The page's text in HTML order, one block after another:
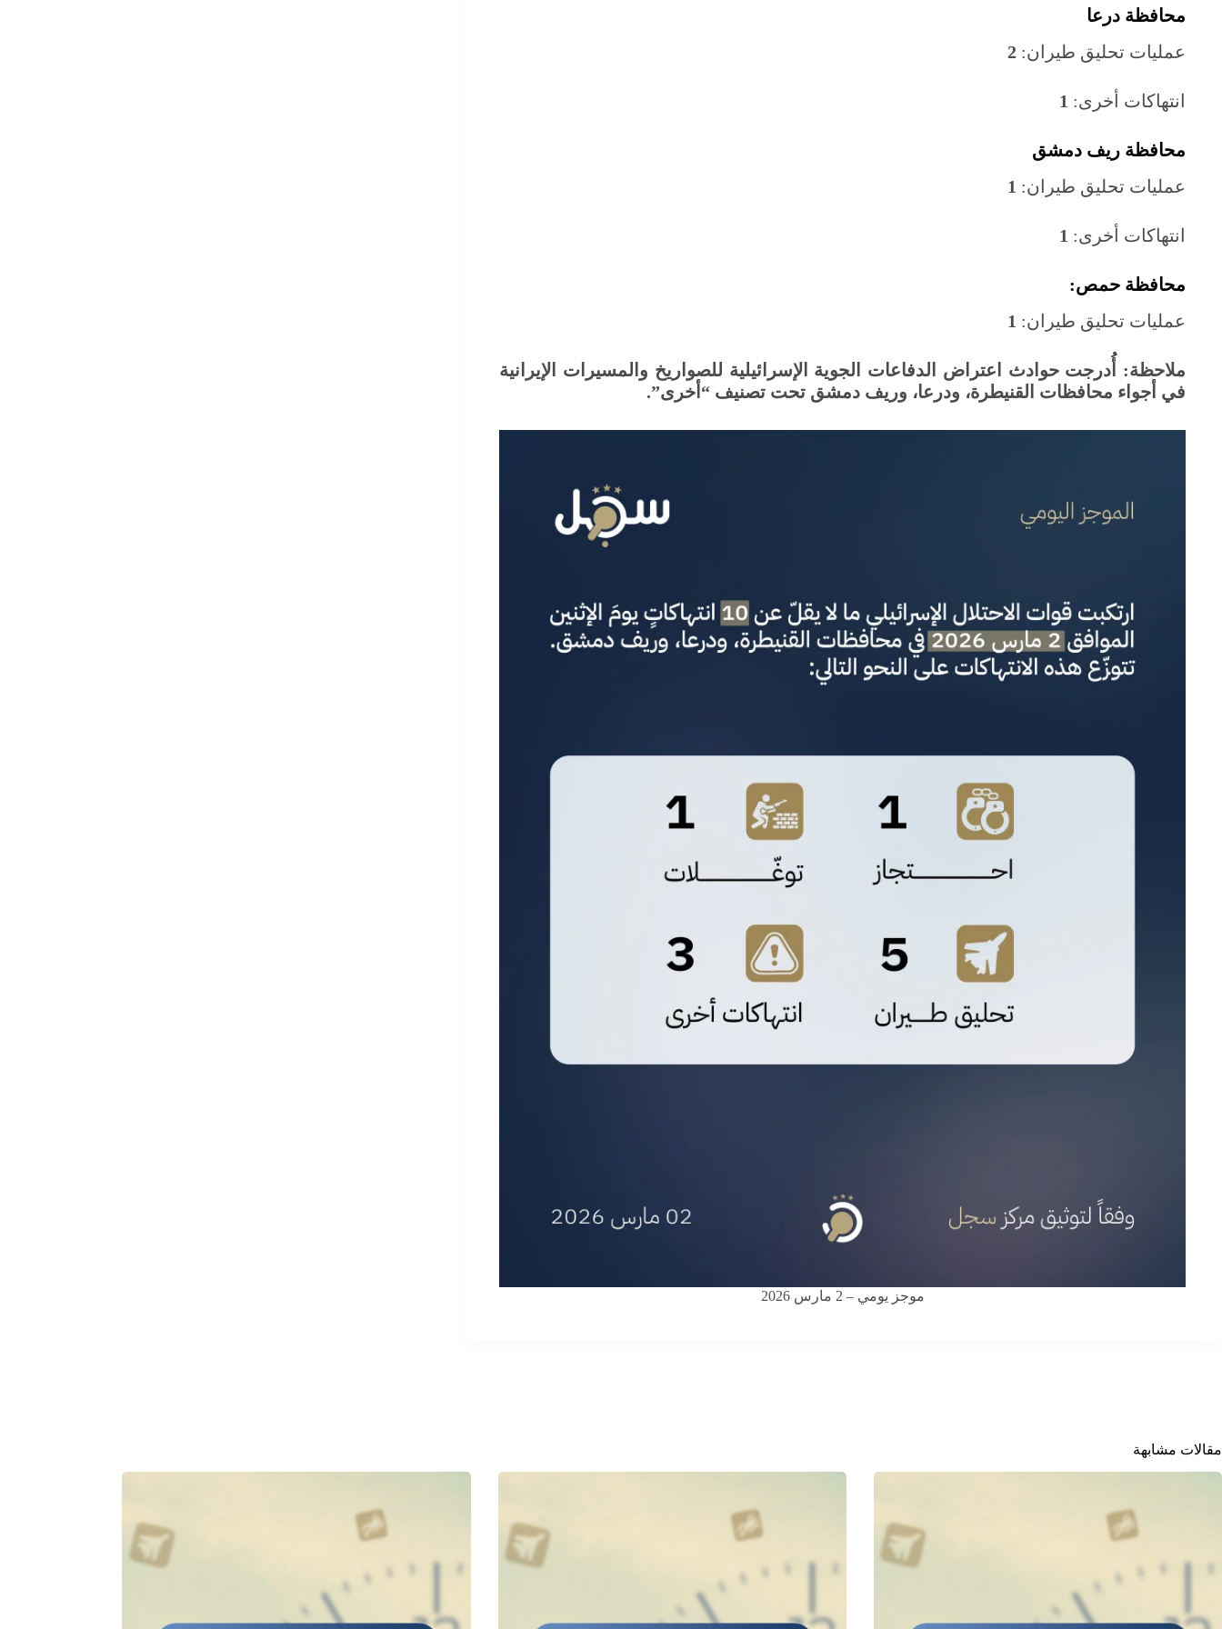
محافظة درعا
عمليات تحليق طيران: 2
انتهاكات أخرى: 1
محافظة ريف دمشق
عمليات تحليق طيران: 1
انتهاكات أخرى: 1
محافظة حمص:
عمليات تحليق طيران: 1
ملاحظة: أُدرجت حوادث اعتراض الدفاعات الجوية الإسرائيلية للصواريخ والمسيرات الإيرانية
في أجواء محافظات القنيطرة، ودرعا، وريف دمشق تحت تصنيف “أخرى”.
موجز يومي – 2 مارس 2026
مقالات مشابهة